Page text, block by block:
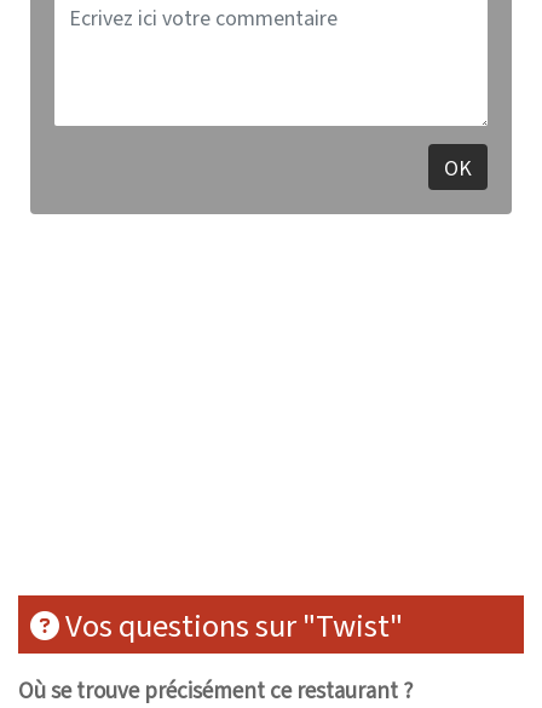
Vos questions sur "Twist"
Où se trouve précisément ce restaurant ?